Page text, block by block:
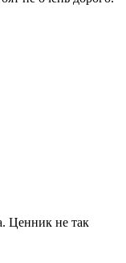
Ценник не так